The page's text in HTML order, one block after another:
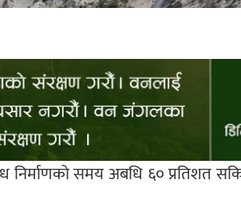
निर्माणको समय अबधि ६० प्रतिशत